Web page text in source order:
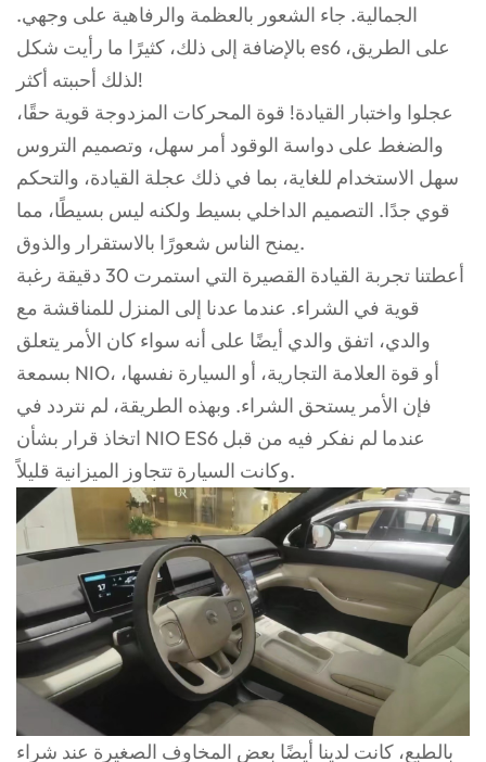
الجمالية. جاء الشعور بالعظمة والرفاهية على وجهي.
بالإضافة إلى ذلك، كثيرًا ما رأيت شكل es6 على الطريق،
لذلك أحببته أكثر!
عجلوا واختبار القيادة! قوة المحركات المزدوجة قوية حقًا،
والضغط على دواسة الوقود أمر سهل، وتصميم التروس
سهل الاستخدام للغاية، بما في ذلك عجلة القيادة، والتحكم
قوي جدًا. التصميم الداخلي بسيط ولكنه ليس بسيطًا، مما
يمنح الناس شعورًا بالاستقرار والذوق.
أعطتنا تجربة القيادة القصيرة التي استمرت 30 دقيقة رغبة
قوية في الشراء. عندما عدنا إلى المنزل للمناقشة مع
والدي، اتفق والدي أيضًا على أنه سواء كان الأمر يتعلق
بسمعة NIO، أو قوة العلامة التجارية، أو السيارة نفسها،
فإن الأمر يستحق الشراء. وبهذه الطريقة، لم نتردد في
اتخاذ قرار بشأن NIO ES6 عندما لم نفكر فيه من قبل
وكانت السيارة تتجاوز الميزانية قليلاً.
بالطبع، كانت لدينا أيضًا بعض المخاوف الصغيرة عند شراء